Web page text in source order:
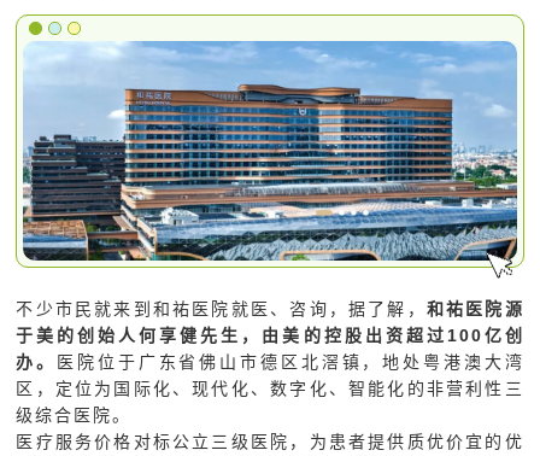
不少市民就来到和祐医院就医、咨询，据了解， 和祐医院源
于美的创始人何享健先生，由美的控股出资超过100亿创
办。
医院位于广东省佛山市德区北滘镇，地处粤港澳大湾
区，定位为国际化、现代化、数字化、智能化的非营利性三
级综合医院。
医疗服务价格对标公立三级医院，为患者提供质优价宜的优